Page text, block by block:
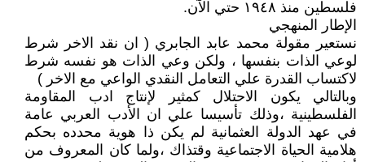
فلسطين منذ ١٩٤٨ حتي الآن.
الإطار المنهجي
نستعير مقولة محمد عابد الجابري ( ان نقد الاخر شرط
لوعي الذات بنفسها ، ولكن وعي الذات هو نفسه شرط
لاكتساب القدرة علي التعامل النقدي الواعي مع الاخر )
وبالتالي يكون الاحتلال كمثير لإنتاج ادب المقاومة
الفلسطينية ،وذلك تأسيسا علي ان الأدب العربي عامة
في عهد الدولة العثمانية لم يكن ذا هوية محدده بحكم
هلامية الحياة الاجتماعية وقتذاك ،ولما كان المعروف من